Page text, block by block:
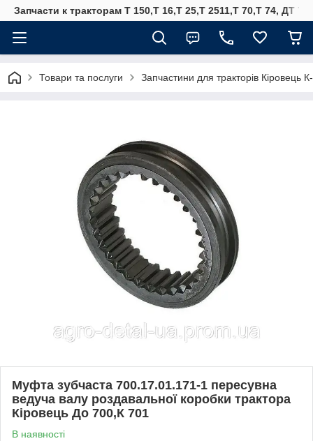
Запчасти к тракторам Т 150,Т 16,Т 25,Т 2511,Т 70,Т 74, ДТ
Товари та послуги Запчастини для тракторів Кіровець
Муфта зубчаста 700.17.01.171-1 пересувна
ведуча валу роздавальної коробки трактора
Кіровець До 700,К 701
В наявності